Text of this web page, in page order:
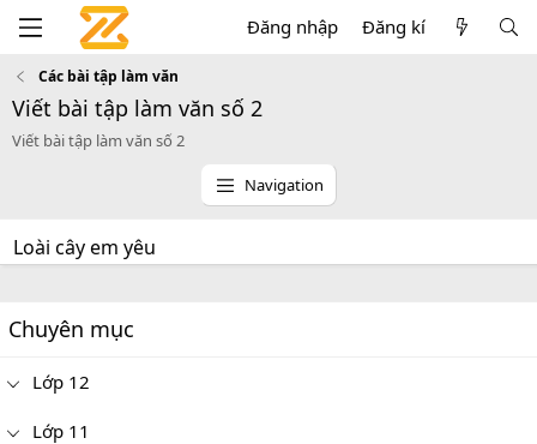
Đăng nhập Đăng kí
Các bài tập làm văn
Viết bài tập làm văn số 2
Viết bài tập làm văn số 2
Navigation
Loài cây em yêu
Chuyên mục
Lớp 12
Lớp 11